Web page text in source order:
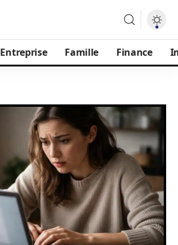
Entreprise Famille Finance